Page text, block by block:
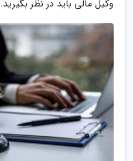
وکیل مالی باید در نظر بگیرید.